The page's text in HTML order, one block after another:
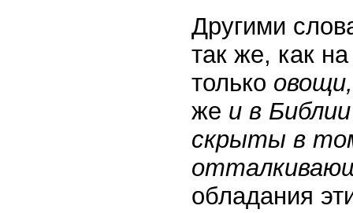
Другими
так же, как
только овощи,
же и в
скрыты в
обладания